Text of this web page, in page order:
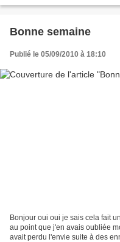
Bonne semaine
Publié le 05/09/2010 à 18:10
Bonjour oui oui je sais cela fait
au point que j'en avais oubliée
avait perdu l'envie suite à des